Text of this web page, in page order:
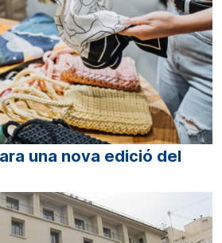
una nova edició del